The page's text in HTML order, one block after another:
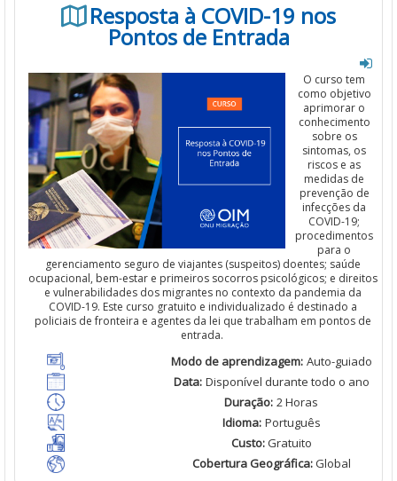
Resposta à COVID-19 nos
Pontos de Entrada
O curso tem
como objetivo
aprimorar o
conhecimento
sobre os
sintomas, os
riscos e as
medidas de
prevenção de
infecções da
COVID-19;
procedimentos
para o
gerenciamento seguro de viajantes (suspeitos) doentes; saúde
ocupacional, bem-estar e primeiros socorros psicológicos; e direitos
e vulnerabilidades dos migrantes no contexto da pandemia da
COVID-19. Este curso gratuito e individualizado é destinado a
policiais defronteira e agentes da lei que trabalham em pontos de
entrada.
Modo de aprendizagem: Auto-guiado
Data: Disponível durante todo o ano
Duração: 2 Horas
Idioma: Português
Custo:Gratuito
Cobertura Geográfica:Global